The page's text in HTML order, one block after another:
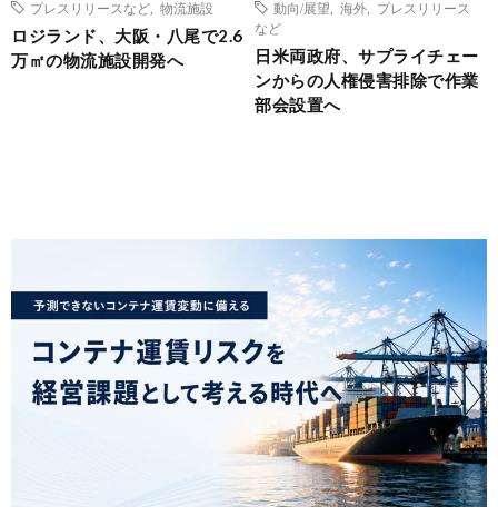
プレスリリースなど
物流施設
ロジランド、大阪・八尾で2.6
万㎡の物流施設開発へ
動向/展望
海外
プレスリリース
など
日米両政府、サプライチェー
ンからの人権侵害排除で作業
部会設置へ